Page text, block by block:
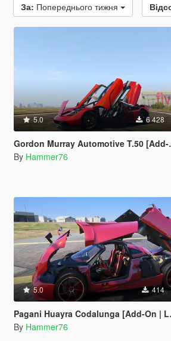
За: Попереднього тижня
5.0 6 428
Gordon Murray Automotive T.50 [Add-On | Legacy | Enhanced]
By Hammer76
5.0 414
Pagani Huayra Codalunga [Add-On | Legacy | Enhanced]
By Hammer76